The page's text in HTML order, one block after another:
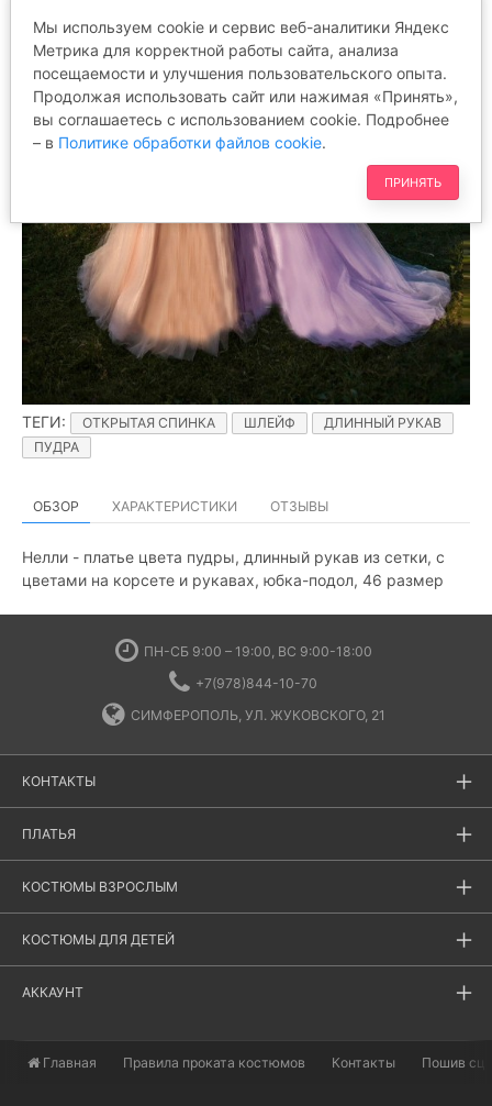
ТЕГИ: ОТКРЫТАЯ СПИНКА ШЛЕЙФ
ДЛИННЫЙ РУКАВ
ПУДРА
ОБЗОР ХАРАКТЕРИСТИКИ ОТЗЫВЫ
Нелли - платье цвета пудры, длинный рукав из сетки, с
цветами на корсете и рукавах, юбка-подол, 46 размер
ПН-СБ 9:00 – 19:00, ВС 9:00-18:00
+7(978)844-10-70
СИМФЕРОПОЛЬ, УЛ. ЖУКОВСКОГО, 21
КОНТАКТЫ
ПЛАТЬЯ
КОСТЮМЫ ВЗРОСЛЫМ
КОСТЮМЫ ДЛЯ ДЕТЕЙ
АККАУНТ
Главная ​Правила проката костюмов Контакты Пошив
Мы используем cookie и сервис веб-аналитики Яндекс
Метрика для корректной работы сайта, анализа
посещаемости и улучшения пользовательского опыта.
Продолжая использовать сайт или нажимая «Принять»,
вы соглашаетесь с использованием cookie. Подробнее
– в Политике обработки файлов cookie.
ПРИНЯТЬ